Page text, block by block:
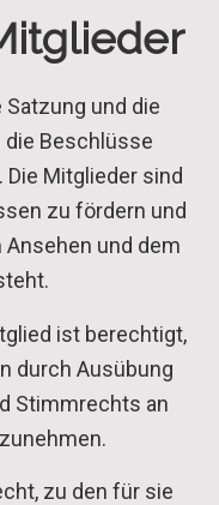
Satzung und die
die Beschlüsse
Mitglieder sind
zu fördern und
und dem
ist berechtigt,
durch Ausübung
Stimmrechts an
zu den für sie